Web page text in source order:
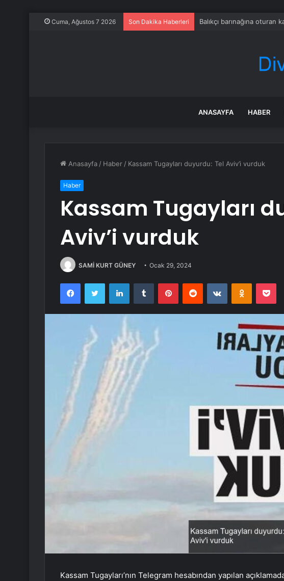
Cuma, Ağustos 7 2026 Son Dakika Haberleri Balıkçı barınağına oturan
ANASAYFA HABER
Anasayfa / Haber / Kassam Tugayları duyurdu: Tel Aviv’i vurduk
Haber
Kassam Tugayları
Aviv’i vurduk
SAMİ KURT GÜNEY Ocak 29, 2024
FacebookTwitter LinkedInTumblr PinterestReddit VKontakte
Kassam Tugayları’nın Telegram hesabından yapılan